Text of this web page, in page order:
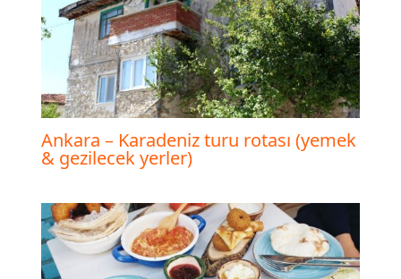
Ankara – Karadeniz turu rotası (yemek
& gezilecek yerler)